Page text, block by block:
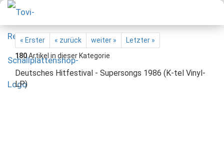
« Erster « zurück weiter »
Letzter »
180Artikel in dieser Kategorie
Deutsches Hitfestival - Supersongs 1986 (K-tel Vinyl-
LP)